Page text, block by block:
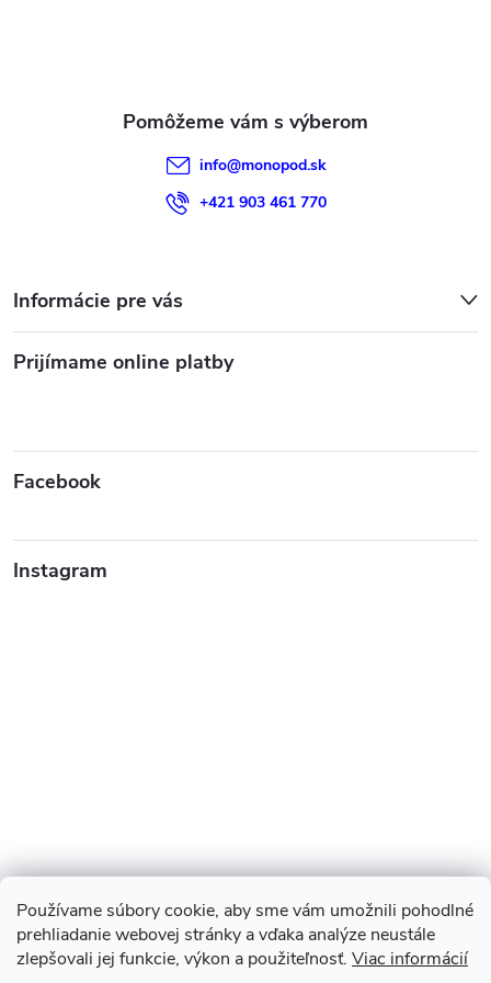
Používame súbory cookie, aby sme vám umožnili pohodlné
prehliadanie webovej stránky a vďaka analýze neustále
zlepšovali jej funkcie, výkon a použiteľnosť. Viac informácií
info@monopod.sk
+421 903 461 770
Informácie pre vás
Prijímame online platby
Facebook
Instagram
Sledovať na Instagrame